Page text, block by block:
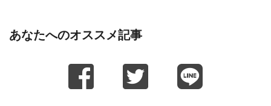
あなたへのオススメ記事